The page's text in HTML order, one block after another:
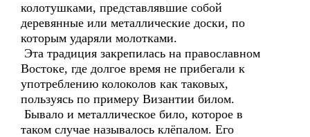
колотушками, представлявшие собой
деревянные или металлические доски, по
которым ударяли молотками.
Эта традиция закрепилась на православном
Востоке, где долгое время не прибегали к
употреблению колоколов как таковых,
пользуясь по примеру Византии билом.
Бывало и металлическое било, которое в
таком случае называлось клёпалом. Его